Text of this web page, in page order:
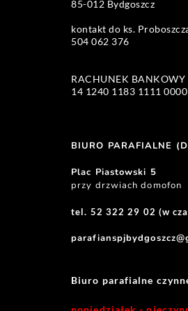
85-012 Bydgoszcz
kontakt do ks.
504 062 376
RACHUNEK BANKOWY
14 1240 1183 1111
BIURO PARAFIALNE
Plac Piastowski 5
przy drzwiach domofon
tel. 52 322 29 02 (w
Biuro parafialne